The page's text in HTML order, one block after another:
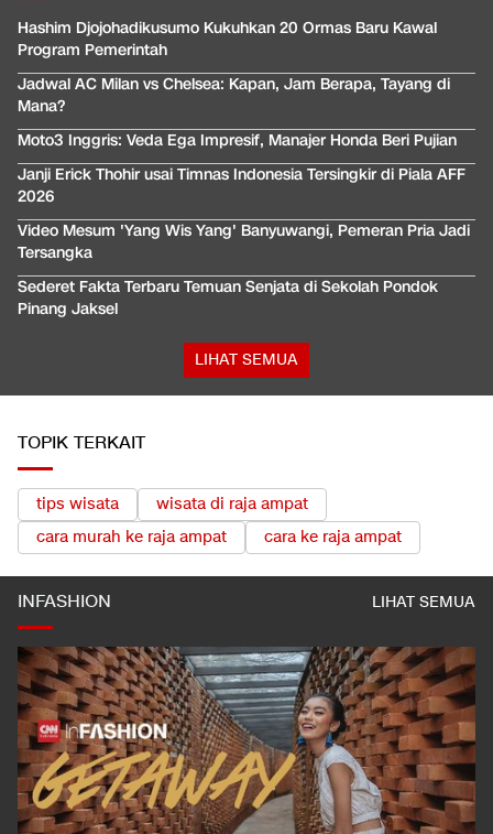
Hashim Djojohadikusumo Kukuhkan 20 Ormas Baru Kawal
Program Pemerintah
Jadwal AC Milan vs Chelsea: Kapan, Jam Berapa, Tayang di
Mana?
Moto3 Inggris: Veda Ega Impresif, Manajer Honda Beri Pujian
Janji Erick Thohir usai Timnas Indonesia Tersingkir di Piala AFF
2026
Video Mesum 'Yang Wis Yang' Banyuwangi, Pemeran Pria Jadi
Tersangka
Sederet Fakta Terbaru Temuan Senjata di Sekolah Pondok
Pinang Jaksel
LIHAT SEMUA
TOPIK TERKAIT
tips wisata
wisata di raja ampat
cara murah ke raja ampat
cara ke raja ampat
INFASHION LIHAT SEMUA